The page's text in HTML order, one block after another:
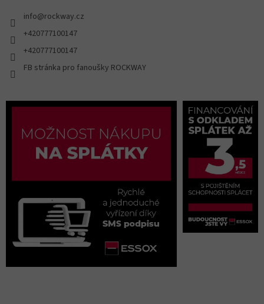
info@rockway.cz
+420777100147
+420777100147
FB stránka pro fanoušky ROCKWAY